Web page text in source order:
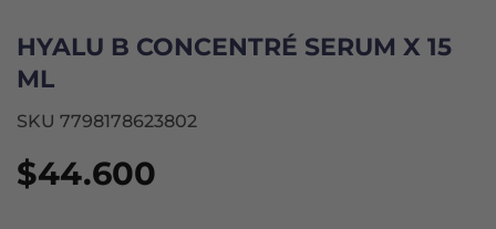
HYALU B CONCENTRÉ SERUM X 15
ML
SKU 7798178623802
$44.600